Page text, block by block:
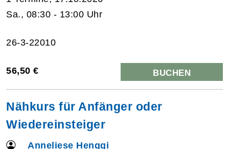
Sa., 08:30 - 13:00 Uhr
26-3-22010
56,50 € BUCHEN
Nähkurs für Anfänger oder
Wiedereinsteiger
Anneliese Henggi